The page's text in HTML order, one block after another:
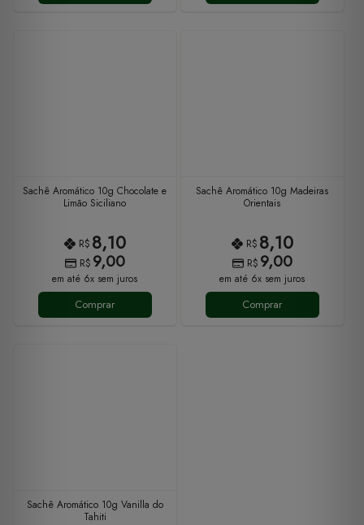
Sachê Aromático 10g Chocolate e
Limão Siciliano
R$ 8,10
R$ 9,00
em até 6x sem juros
Comprar
Sachê Aromático 10g Madeiras
Orientais
R$ 8,10
R$ 9,00
em até 6x sem juros
Comprar
Sachê Aromático 10g Vanilla do
Tahiti